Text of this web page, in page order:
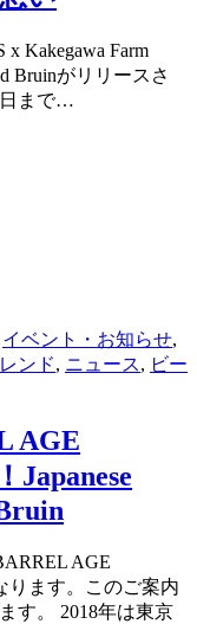
Kakegawa Farm
Bruinがリリースさ
日まで…
イベント・お知らせ,
レンド, ニュース, ビー
AGE
Japanese
AGE
ります。このご案内
す。 2018年は東京